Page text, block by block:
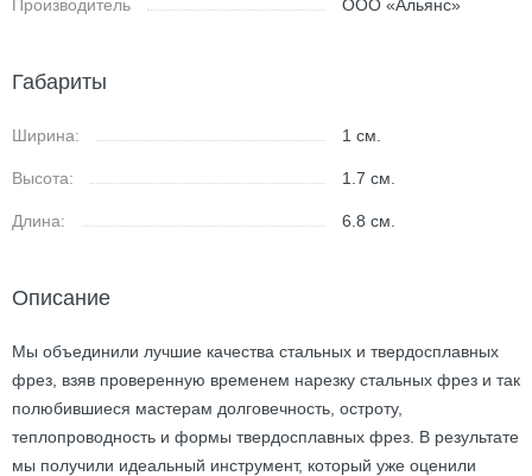
Производитель ООО «Альянс»
Габариты
Ширина: 1см.
Высота: 1.7см.
Длина: 6.8см.
Описание
Мы объединили лучшие качества стальных и твердосплавных
фрез, взяв проверенную временем нарезку стальных фрез и так
полюбившиеся мастерам долговечность, остроту,
теплопроводность и формы твердосплавных фрез. В результате
мы получили идеальный инструмент, который уже оценили